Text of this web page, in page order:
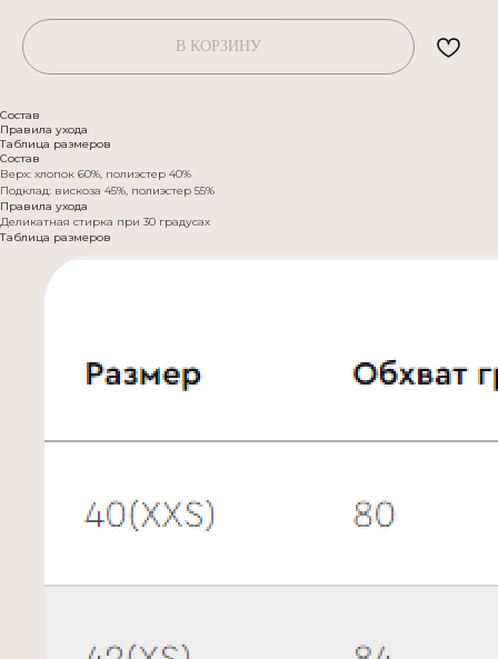
В КОРЗИНУ
Состав
Правила ухода
Таблица размеров
Состав
Верх: хлопок 60%, полиэстер 40%
Подклад: вискоза 45%, полиэстер 55%
Правила ухода
Деликатная стирка при 30 градусах
Таблица размеров